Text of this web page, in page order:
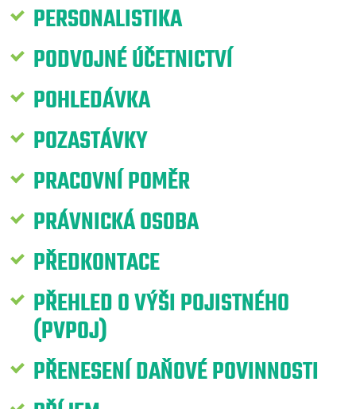
PERSONALISTIKA
PODVOJNÉ ÚČETNICTVÍ
POHLEDÁVKA
POZASTÁVKY
PRACOVNÍ POMĚR
PRÁVNICKÁ OSOBA
PŘEDKONTACE
PŘEHLED O VÝŠI POJISTNÉHO
(PVPOJ)
PŘENESENÍ DAŇOVÉ POVINNOSTI